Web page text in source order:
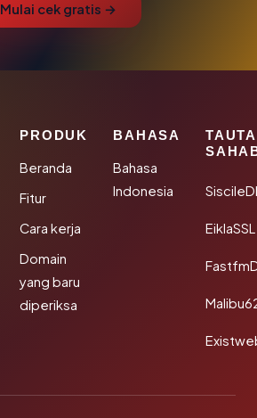
Mulai cek gratis →
PRODUK
Beranda
Fitur
Cara kerja
Domain
yang baru
diperiksa
BAHASA
Bahasa
Indonesia
EiklaSSL